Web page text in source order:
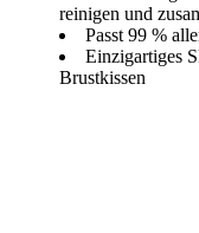
reinigen und
Passt 99 %
Einzigartiges
Brustkissen